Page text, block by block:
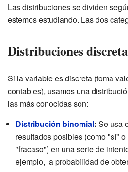
Las distribuciones se dividen
estemos estudiando. Las dos
Distribuciones
Si la variable es discreta (toma
contables), usamos una
las más conocidas son:
Distribución binomial: Se usa
resultados posibles (como "sí"
"fracaso") en una serie de
ejemplo, la probabilidad de